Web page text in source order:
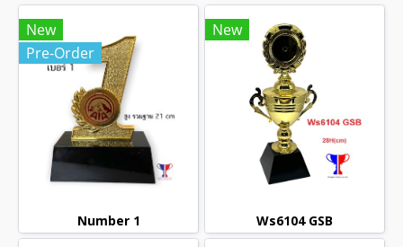
New
Pre-Order
Number 1
New
Ws6104 GSB